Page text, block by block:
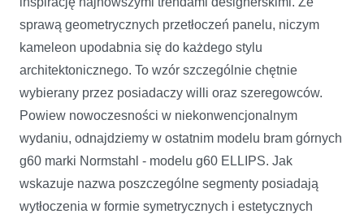
sprawą geometrycznych przetłoczeń panelu, niczym
kameleon upodabnia się do każdego stylu
architektonicznego. To wzór szczególnie chętnie
wybierany przez posiadaczy willi oraz szeregowców.
Powiew nowoczesności w niekonwencjonalnym
wydaniu, odnajdziemy w ostatnim modelu bram górnych
g60 marki Normstahl - modelu g60 ELLIPS. Jak
wskazuje nazwa poszczególne segmenty posiadają
wytłoczenia w formie symetrycznych i estetycznych